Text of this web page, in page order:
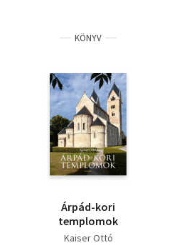
KÖNYV
Árpád-kori
templomok
Kaiser Ottó